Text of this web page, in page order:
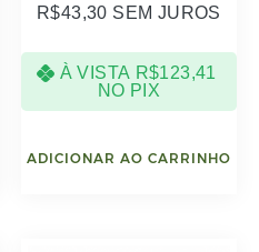
R$43,30 SEM JUROS
À VISTA R$123,41
NO PIX
ADICIONAR AO CARRINHO